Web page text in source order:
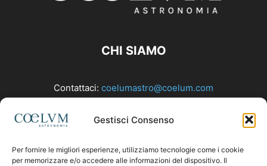
Gestisci Consenso
Per fornire le migliori esperienze, utilizziamo tecnologie come i cookie
per memorizzare e/o accedere alle informazioni del dispositivo. Il
CHI SIAMO
Contattaci: coelumastro@coelum.com
SEGUICI